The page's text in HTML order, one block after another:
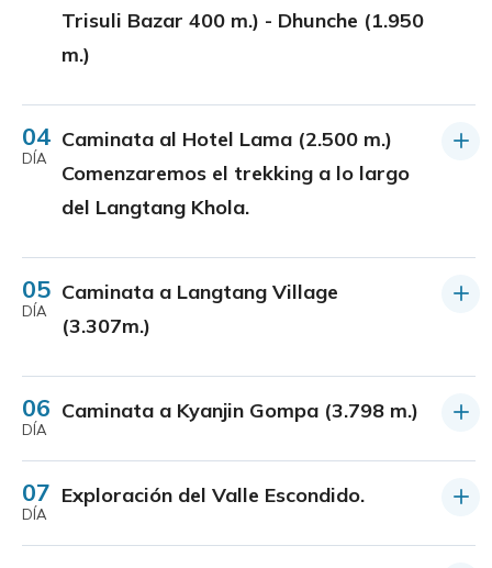
Trisuli Bazar 400 m.) - Dhunche (1.950
m.)
04
DÍA
Caminata al Hotel Lama (2.500 m.)
Comenzaremos el trekking a lo largo
del Langtang Khola.
05
DÍA
Caminata a Langtang Village
(3.307m.)
06
DÍA
Caminata a Kyanjin Gompa (3.798 m.)
07
DÍA
Exploración del Valle Escondido.